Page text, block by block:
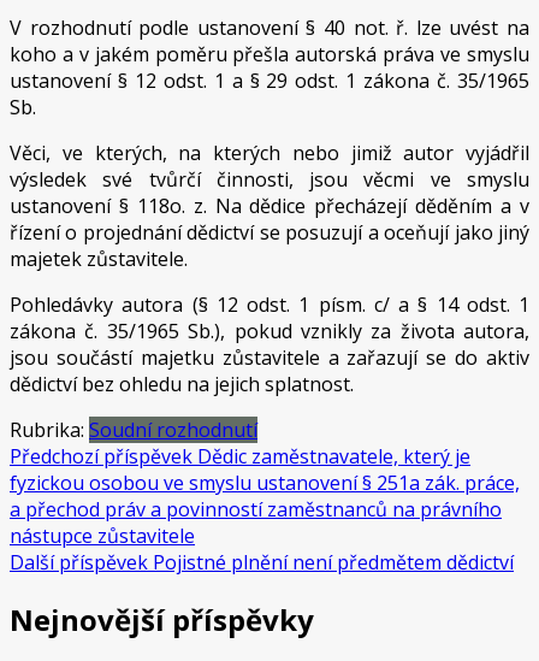
V rozhodnutí podle ustanovení § 40 not. ř. lze uvést na
koho a v jakém poměru přešla autorská práva ve smyslu
ustanovení § 12 odst. 1 a § 29 odst. 1 zákona č. 35/1965
Sb.
Věci, ve kterých, na kterých nebo jimiž autor vyjádřil
výsledek své tvůrčí činnosti, jsou věcmi ve smyslu
ustanovení § 118o. z. Na dědice přecházejí děděním a v
řízení o projednání dědictví se posuzují a oceňují jako jiný
majetek zůstavitele.
Pohledávky autora (§ 12 odst. 1 písm. c/ a § 14 odst. 1
zákona č. 35/1965 Sb.), pokud vznikly za života autora,
jsou součástí majetku zůstavitele a zařazují se do aktiv
dědictví bez ohledu na jejich splatnost.
Rubrika: Soudní rozhodnutí
Navigace
pro
příspěvek
Předchozí příspěvek Dědic zaměstnavatele, který je
fyzickou osobou ve smyslu ustanovení § 251a zák. práce,
a přechod práv a povinností zaměstnanců na právního
nástupce zůstavitele
Další příspěvek Pojistné plnění není předmětem dědictví
Nejnovější příspěvky